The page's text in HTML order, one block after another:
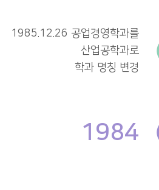
1985.12.26 공업경영학과를
산업공학과로
학과 명칭 변경
1984